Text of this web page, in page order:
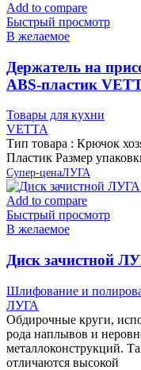
Add to compare
Быстрый просмотр
В желаемое
Держатель на
ABS-пластик
Товары для кухни
VETTA
Тип товара : Крючок
Пластик Размер
Супер-ценаЛУГА
Add to compare
Быстрый просмотр
В желаемое
Диск зачистной
Шлифование и
ЛУГА
Обдирочные круги,
рода наплывов и
металлоконструкций.
отличаются высокой